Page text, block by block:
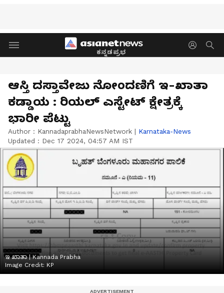
ಕನ್ನಡಪ್ರಭ
ಆಸ್ತಿ ದಸ್ತಾವೇಜು ನೋಂದಣಿಗೆ ಇ-ಖಾತಾ
ಕಡ್ಡಾಯ : ರಿಯಲ್‌ ಎಸ್ಟೇಟ್‌ ಕ್ಷೇತ್ರಕ್ಕೆ
ಭಾರೀ ಪೆಟ್ಟು
Author : KannadaprabhaNewsNetwork | Karnataka-News
Updated : Dec 17 2024, 04:57 AM IST
ಇ ಖಾತಾ | Kannada Prabha
Image Credit: KP